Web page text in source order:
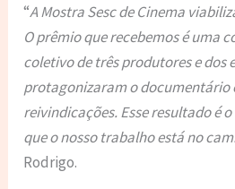
“A Mostra Sesc de Cinema
O prêmio que recebemos é uma
coletivo de três produtores e dos
protagonizaram o documentário
reivindicações. Esse resultado é
que o nosso trabalho está no
Rodrigo.